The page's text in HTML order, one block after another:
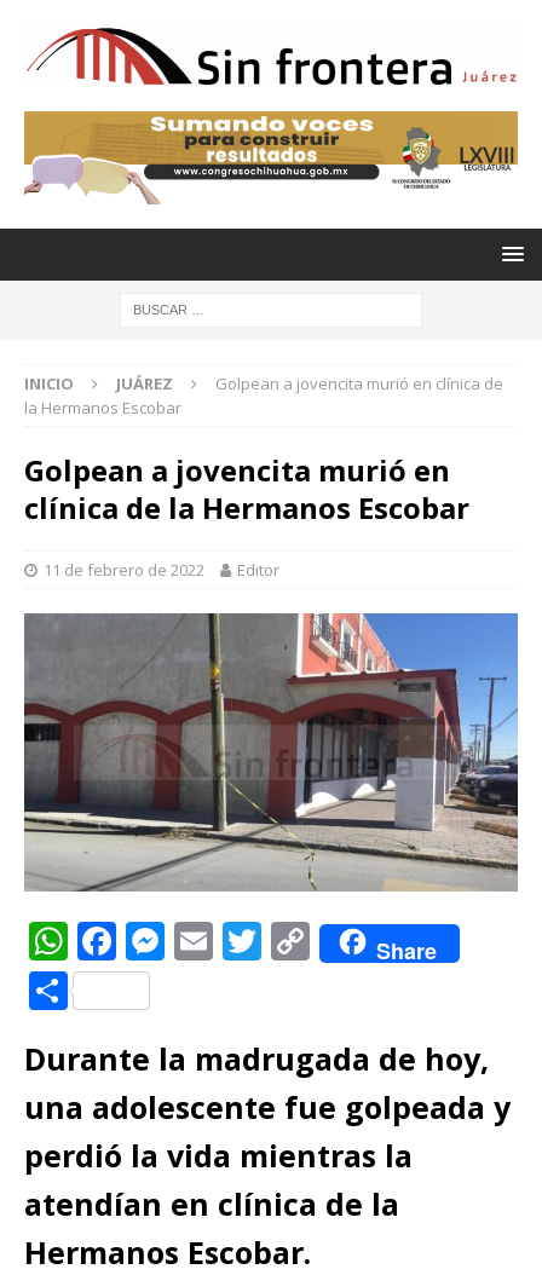
INICIO JUÁREZ
Golpean a jovencita murió en clínica de
la Hermanos Escobar
Golpean a jovencita murió en
clínica de la Hermanos Escobar
11 de febrero de 2022 Editor
W
h
at
s
A
p
p
F
a
c
e
b
o
o
k
M
e
n
g
e
r
E
l
T
te
r
C
o
y
Li
n
k
Share
C
m
p
ar
ti
r
Durante la madrugada de hoy,
una adolescente fue golpeada y
perdió la vida mientras la
atendían en clínica de la
Hermanos Escobar.